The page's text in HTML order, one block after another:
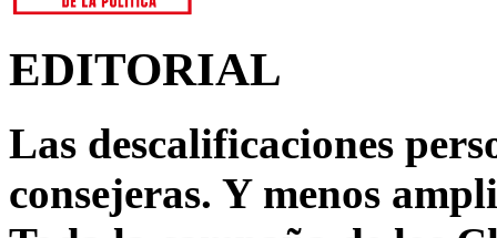
EDITORIAL
Las descalificaciones
consejeras. Y menos